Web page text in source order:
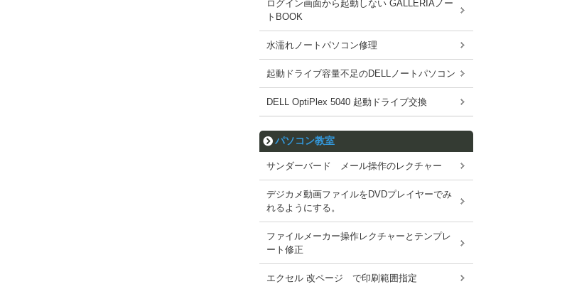
ログイン画面から起動しない GALLERIAノー
トBOOK
水濡れノートパソコン修理
起動ドライブ容量不足のDELLノートパソコン
DELL OptiPlex 5040 起動ドライブ交換
パソコン教室
サンダーバード メール操作のレクチャー
デジカメ動画ファイルをDVDプレイヤーでみ
れるようにする。
ファイルメーカー操作レクチャーとテンプレ
ート修正
エクセル 改ページ で印刷範囲指定